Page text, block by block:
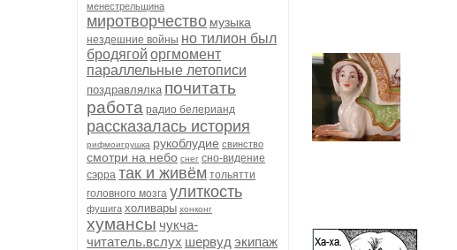
менестрельщина
миротворчество музыка
нездешние войны но тилион был
бродягой оргмомент
параллельные летописи
поздравлялка почитать
работа радио белерианд
рассказалась история
рифмоигрушка рукоблудие свинство
смотри на небо снег сно-видение
сэрра так и живём тольятти
головного мозга улиткость
фушига холивары хонконг
хумансы чукча-
читатель.вслух шервуд экипаж